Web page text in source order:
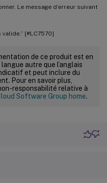
Le message d’erreur suivant
[#LC7570]
de ce produit est en
autre que l’anglais
et peut inclure du
Pour en savoir plus,
responsabilité relative à
Software Group home.